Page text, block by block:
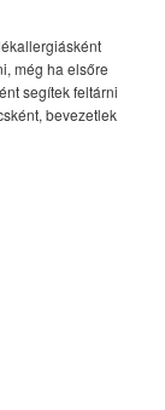
még ha elsőre
segítek feltárni
bevezetlek